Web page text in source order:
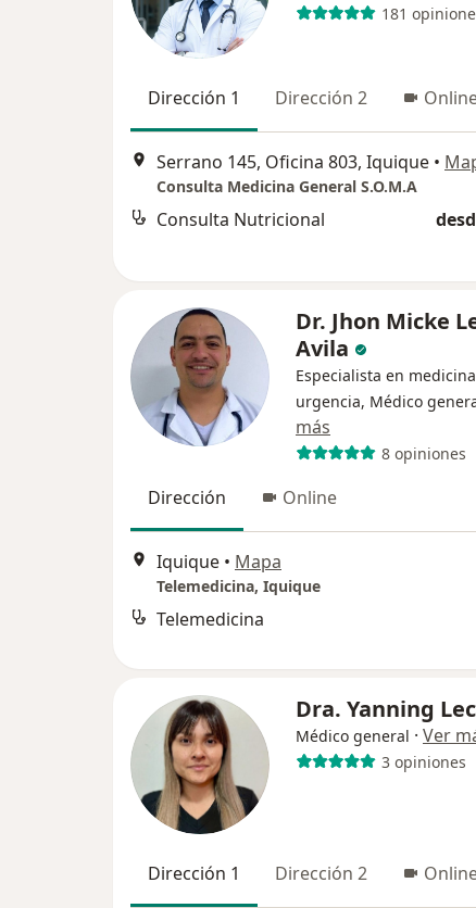
181
Dirección 1 Dirección 2
Serrano 145, Oficina 803, Iquique •
Consulta Medicina General S.O.M.A
Consulta Nutricional
Dr. Jhon Micke
Avila
Especialista en
urgencia, Médico
más
8 opiniones
Dirección Online
Iquique • Mapa
Telemedicina, Iquique
Telemedicina
Dra. Yanning
Médico general · Ver
3 opiniones
Dirección 1 Dirección 2